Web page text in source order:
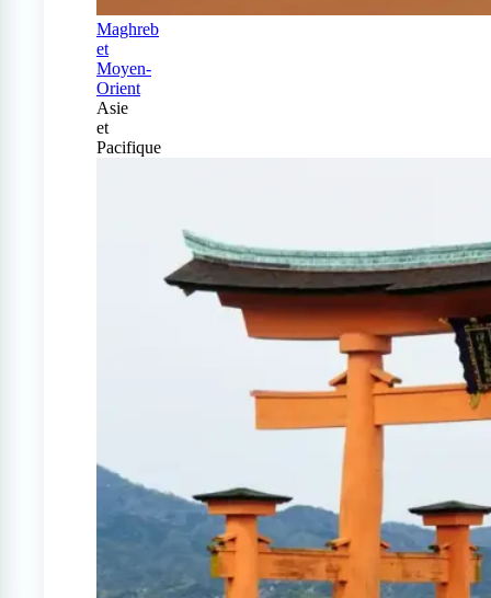
Maghreb
et
Moyen-
Orient
Asie
et
Pacifique